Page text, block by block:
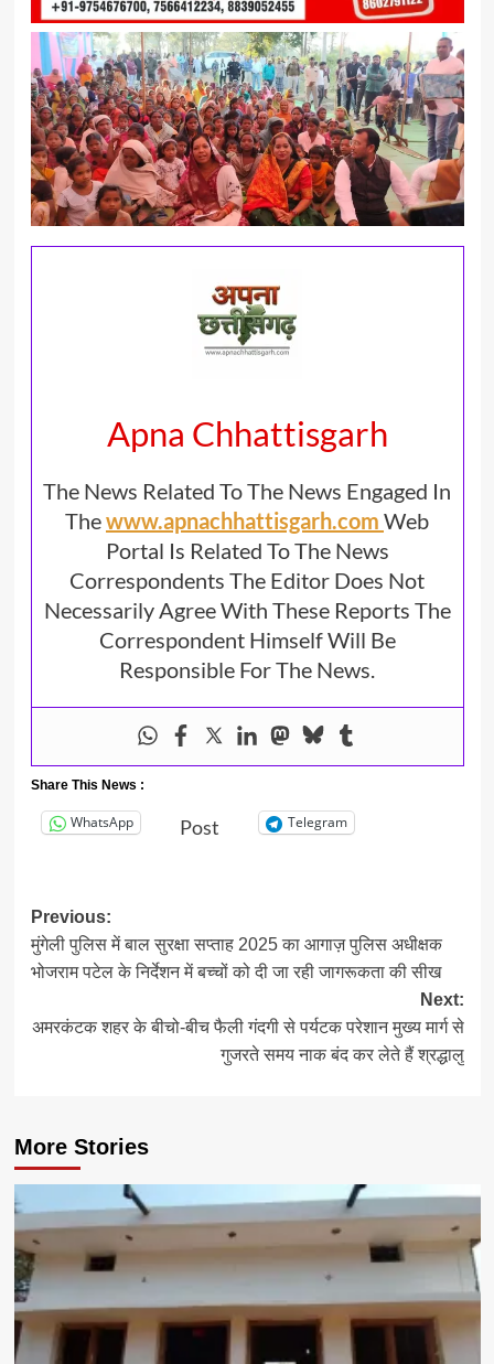
Apna Chhattisgarh
The News Related To The News Engaged In
Thewww.apnachhattisgarh.com Web
Portal Is Related To The News
Correspondents The Editor Does Not
Necessarily Agree With These Reports The
Correspondent Himself Will Be
Responsible For The News.
Share This News :
WhatsApp Post Telegram
Post
navigation
Previous:
मुंगेली पुलिस में बाल सुरक्षा सप्ताह 2025 का आगाज़ पुलिस अधीक्षक
भोजराम पटेल के निर्देशन में बच्चों को दी जा रही जागरूकता की सीख
Next:
अमरकंटक शहर के बीचो-बीच फैली गंदगी से पर्यटक परेशान मुख्य मार्ग से
गुजरते समय नाक बंद कर लेते हैं श्रद्धालु
More Stories